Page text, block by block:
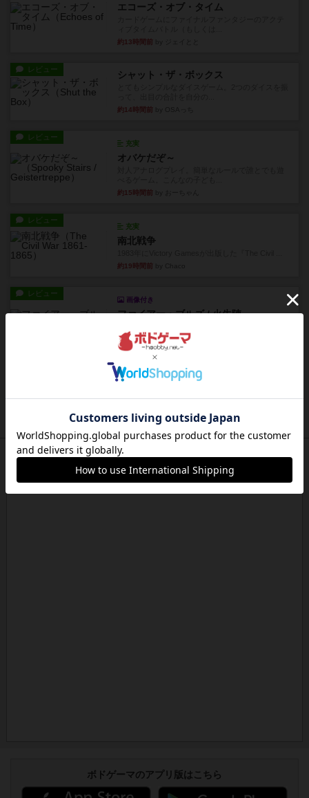
エコーズ・オブ・タイム
約13時間前
レビュー シャット・ザ・ボックス
約14時間前
レビュー
充実
オバケだぞ～
約15時間前
レビュー
充実
南北戦争
約19時間前
レビュー
画像付き
ファイアー・ブルズ / 火牛陣
列まで攻撃できるが、自分...
約21時間前by うらまこ
フリップ７
約21時間前by mob567
ボドゲーマのアプリ版はこちら